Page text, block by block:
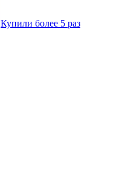
Купили более 5 раз